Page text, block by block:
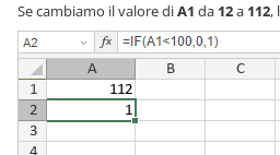
Se cambiamo il valore diA1 da 12a 112,